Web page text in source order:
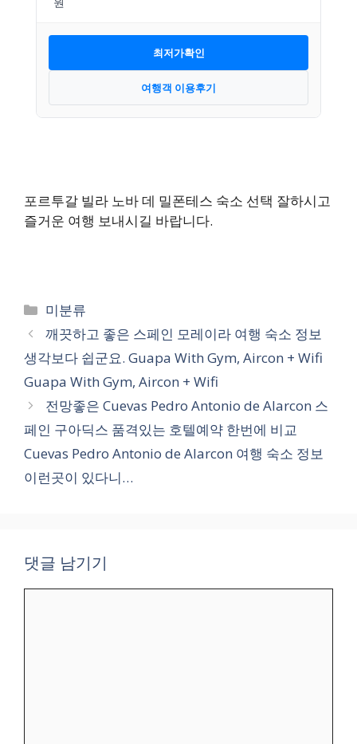
최저가확인
여행객 이용후기
포르투갈 빌라 노바 데 밀폰테스 숙소 선택 잘하시고
즐거운 여행 보내시길 바랍니다.
카
테
고
리
미분류
깨끗하고 좋은 스페인 모레이라 여행 숙소 정보
생각보다 쉽군요. Guapa With Gym, Aircon + Wifi
Guapa With Gym, Aircon + Wifi
전망좋은 Cuevas Pedro Antonio de Alarcon 스
페인 구아딕스 품격있는 호텔예약 한번에 비교
Cuevas Pedro Antonio de Alarcon 여행 숙소 정보
이런곳이 있다니…
댓글 남기기